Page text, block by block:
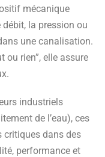
mécanique
la pression ou
une canalisation.
ou rien”, elle assure
industriels
de l’eau), ces
critiques dans des
performance et